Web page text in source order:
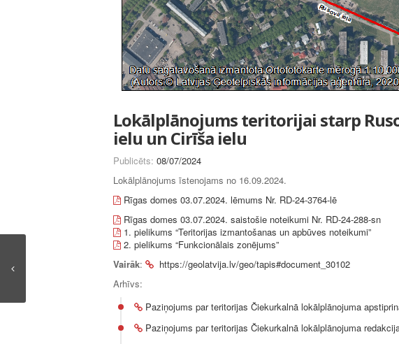
Lokālplānojums teritorijai starp
ielu un Cirīša ielu
Publicēts: 08/07/2024
Lokālplānojums īstenojams no 16.09.2024.
Rīgas domes 03.07.2024. lēmums Nr. RD-24-3764-lē
Rīgas domes 03.07.2024. saistošie noteikumi Nr. RD-24-288-sn
1. pielikums “Teritorijas izmantošanas un apbūves noteikumi”
2. pielikums “Funkcionālais zonējums”
Vairāk:
https://geolatvija.lv/geo/tapis#document_30102
Arhīvs:
Paziņojums par teritorijas Čiekurkalnā lokālplānojuma
Paziņojums par teritorijas Čiekurkalnā lokālplānojuma